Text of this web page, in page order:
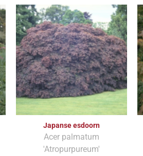
Japanse esdoorn
Acer palmatum
'Atropurpureum'